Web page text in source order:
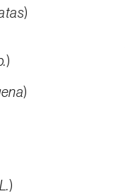
)
)
)
)